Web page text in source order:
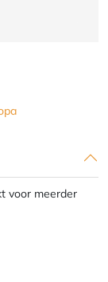
voor meerder